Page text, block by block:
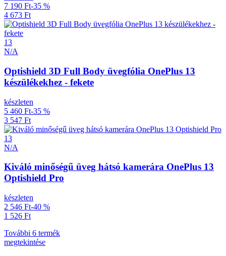
7 190 Ft-35 %
4 673 Ft
13
N/A
Optishield 3D Full Body üvegfólia OnePlus 13
készülékekhez - fekete
készleten
5 460 Ft-35 %
3 547 Ft
13
N/A
Kiváló minőségű üveg hátsó kamerára OnePlus 13
Optishield Pro
készleten
2 546 Ft-40 %
1 526 Ft
További 6 termék
megtekintése